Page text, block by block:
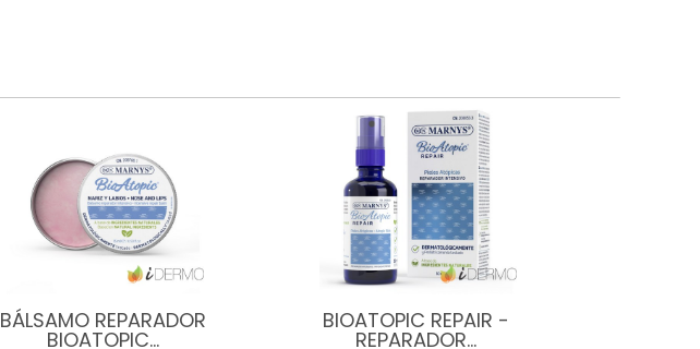
BÁLSAMO REPARADOR
BIOATOPIC…
BIOATOPIC REPAIR -
REPARADOR…